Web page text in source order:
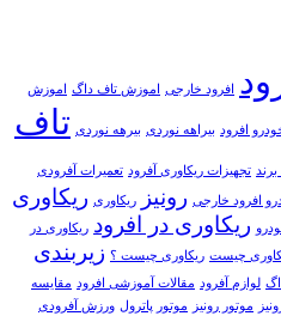
افرود خارجی اموزش تاف داگ اموزش
افرود بیراهه نوردی بیرهه نوردی تاف
تجهیزات ریکاوری آفرود تعمیرات آفرودی
افرود خارجی رونیز ریکاوری ریکاوری
ریکاوری در افرود ریکاوری در
چیست ریکاوری چیست ؟ زیربندی
لوازم آفرود مقالات آموزشی افرود مقایسه
موتور رونیز موتور پاترول ورزش آفرودی